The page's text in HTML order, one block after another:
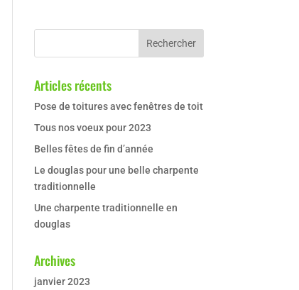
Articles récents
Pose de toitures avec fenêtres de toit
Tous nos voeux pour 2023
Belles fêtes de fin d’année
Le douglas pour une belle charpente
traditionnelle
Une charpente traditionnelle en
douglas
Archives
janvier 2023